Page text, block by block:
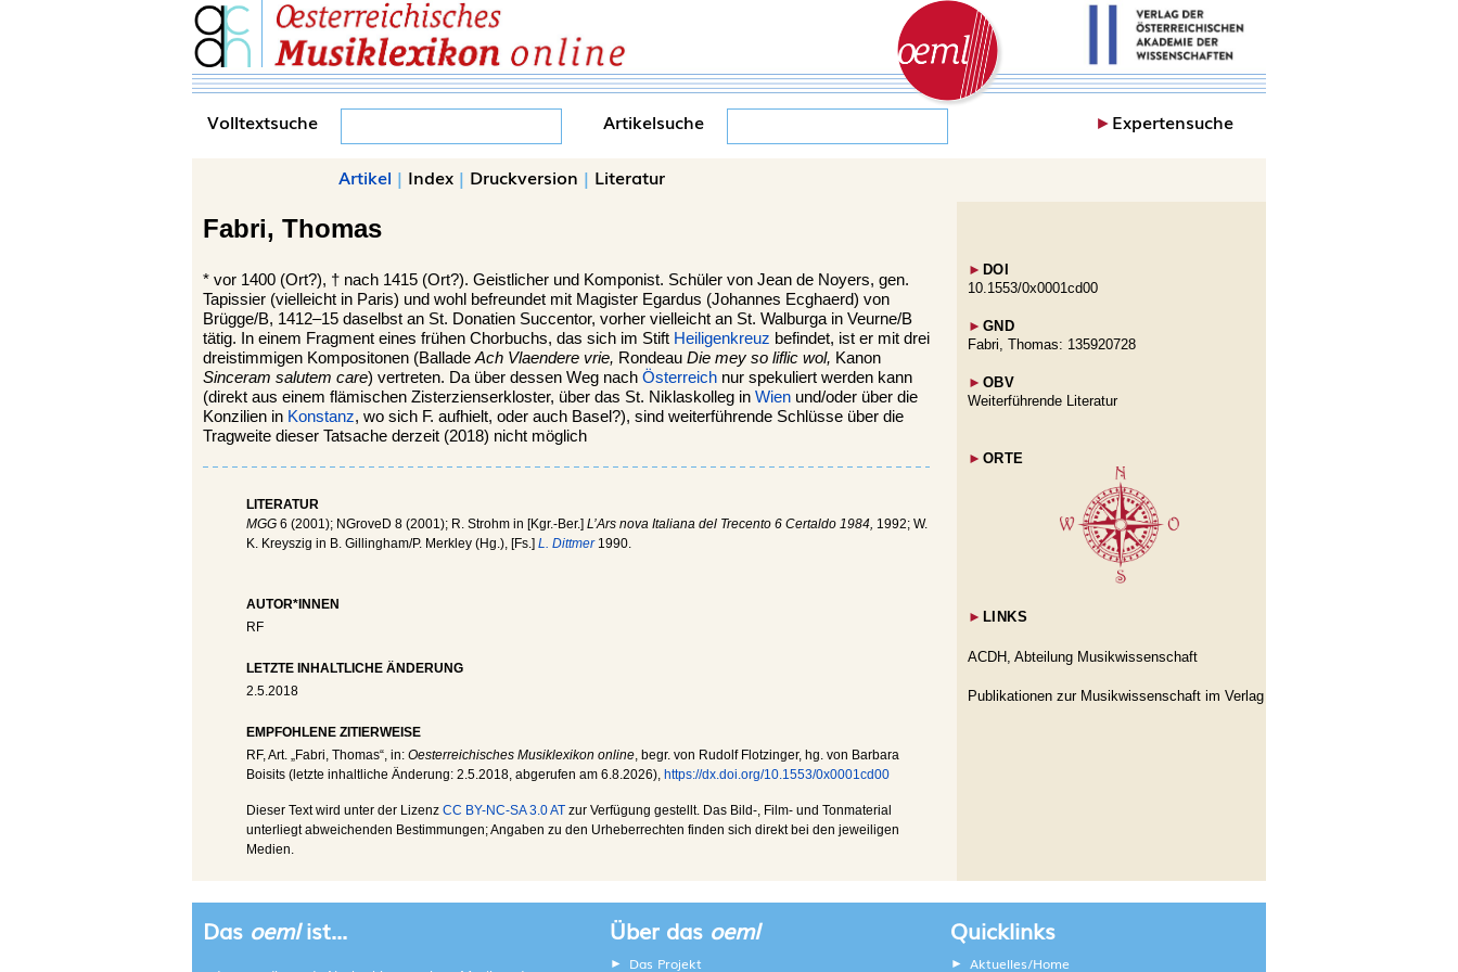
Volltextsuche Artikelsuche ►Expertensuche
Artikel | Index | Druckversion | Literatur
Fabri, Thomas
* vor 1400 (Ort?), † nach 1415 (Ort?). Geistlicher und Komponist. Schüler von Jean de Noyers, gen.
Tapissier (vielleicht in Paris) und wohl befreundet mit Magister Egardus (Johannes Ecghaerd) von
Brügge/B, 1412–15 daselbst an St. Donatien Succentor, vorher vielleicht an St. Walburga in Veurne/B
tätig. In einem Fragment eines frühen Chorbuchs, das sich im Stift Heiligenkreuz befindet, ist er mit drei
dreistimmigen Kompositonen (Ballade Ach Vlaendere vrie, Rondeau Die mey so liflic wol, Kanon
Sinceram salutem care) vertreten. Da über dessen Weg nach Österreich nur spekuliert werden kann
(direkt aus einem flämischen Zisterzienserkloster, über das St. Niklaskolleg in Wien und/oder über die
Konzilien in Konstanz, wo sich F. aufhielt, oder auch Basel?), sind weiterführende Schlüsse über die
Tragweite dieser Tatsache derzeit (2018) nicht möglich
LITERATUR
MGG 6 (2001); NGroveD 8 (2001); R. Strohm in [Kgr.-Ber.] L’Ars nova Italiana del Trecento 6 Certaldo 1984, 1992; W.
K. Kreyszig in B. Gillingham/P. Merkley (Hg.), [Fs.] L. Dittmer1990.
AUTOR*INNEN
RF
LETZTE INHALTLICHE ÄNDERUNG
2.5.2018
EMPFOHLENE ZITIERWEISE
RF, Art. „Fabri, Thomas“, in: Oesterreichisches Musiklexikon online, begr. von Rudolf Flotzinger, hg. von Barbara
Boisits (letzte inhaltliche Änderung: 2.5.2018, abgerufen am 6.8.2026), https://dx.doi.org/10.1553/0x0001cd00
Dieser Text wird unter der Lizenz CC BY-NC-SA 3.0 AT zur Verfügung gestellt. Das Bild-, Film- und Tonmaterial
unterliegt abweichenden Bestimmungen; Angaben zu den Urheberrechten finden sich direkt bei den jeweiligen
Medien.
► DOI
10.1553/0x0001cd00
► GND
Fabri, Thomas: 135920728
► OBV
Weiterführende Literatur
► ORTE
► LINKS
ACDH, Abteilung Musikwissenschaft
Publikationen zur Musikwissenschaft im Verlag
Das oemlist... Über das oeml
Das Projekt
Quicklinks
Aktuelles/Home